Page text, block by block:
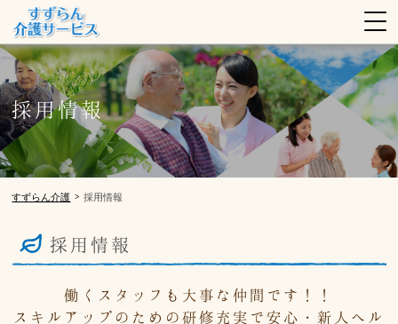
採用情報
すずらん介護 > 採用情報
採用情報
働くスタッフも大事な仲間です！！
スキルアップのための研修充実で安心・新人ヘル